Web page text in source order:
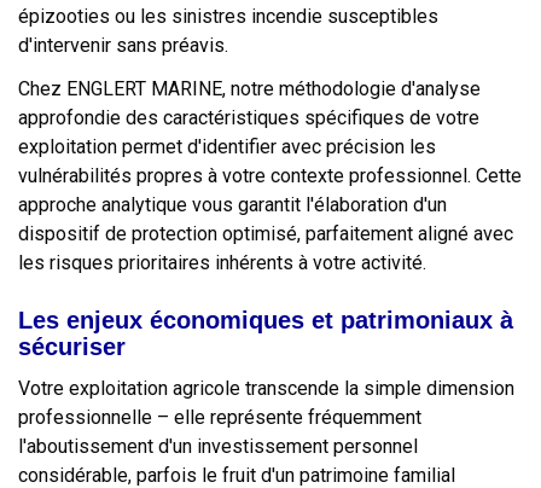
épizooties ou les sinistres incendie susceptibles
d'intervenir sans préavis.
Chez ENGLERT MARINE, notre méthodologie d'analyse
approfondie des caractéristiques spécifiques de votre
exploitation permet d'identifier avec précision les
vulnérabilités propres à votre contexte professionnel. Cette
approche analytique vous garantit l'élaboration d'un
dispositif de protection optimisé, parfaitement aligné avec
les risques prioritaires inhérents à votre activité.
Les enjeux économiques et patrimoniaux à
sécuriser
Votre exploitation agricole transcende la simple dimension
professionnelle – elle représente fréquemment
l'aboutissement d'un investissement personnel
considérable, parfois le fruit d'un patrimoine familial